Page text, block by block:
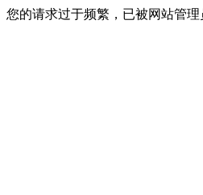
您的请求过于频繁，已被网站管理